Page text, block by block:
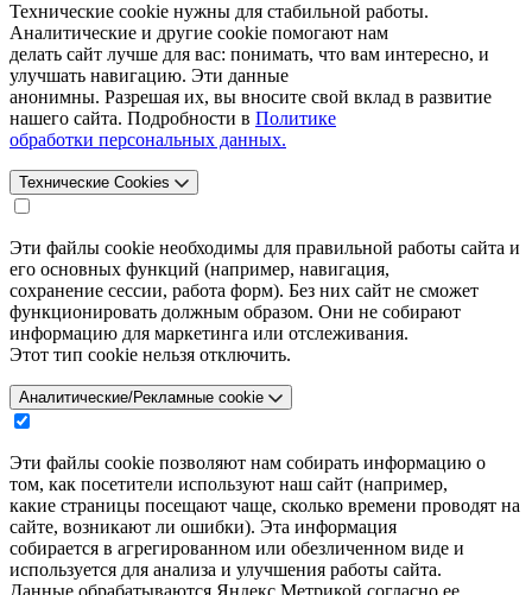
Технические cookie нужны для стабильной работы.
Аналитические и другие cookie помогают нам
делать сайт лучше для вас: понимать, что вам интересно, и
улучшать навигацию. Эти данные
анонимны. Разрешая их, вы вносите свой вклад в развитие
нашего сайта. Подробности в Политике
обработки персональных данных.
Технические Cookies
Эти файлы cookie необходимы для правильной работы сайта и
его основных функций (например, навигация,
сохранение сессии, работа форм). Без них сайт не сможет
функционировать должным образом. Они не собирают
информацию для маркетинга или отслеживания.
Этот тип cookie нельзя отключить.
Аналитические/Рекламные cookie
Эти файлы cookie позволяют нам собирать информацию о
том, как посетители используют наш сайт (например,
какие страницы посещают чаще, сколько времени проводят на
сайте, возникают ли ошибки). Эта информация
собирается в агрегированном или обезличенном виде и
используется для анализа и улучшения работы сайта.